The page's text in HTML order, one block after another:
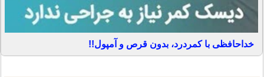
خداحافظی با کمردرد، بدون قرص و آمپول!!